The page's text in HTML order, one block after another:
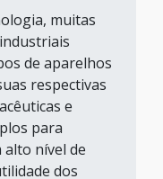
muitas
de aparelhos
respectivas
e
para
nível de
dos